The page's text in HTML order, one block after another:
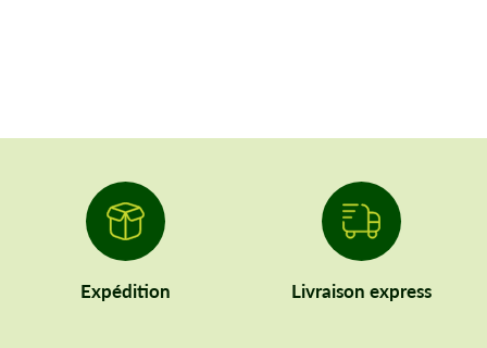
Expédition Livraison express